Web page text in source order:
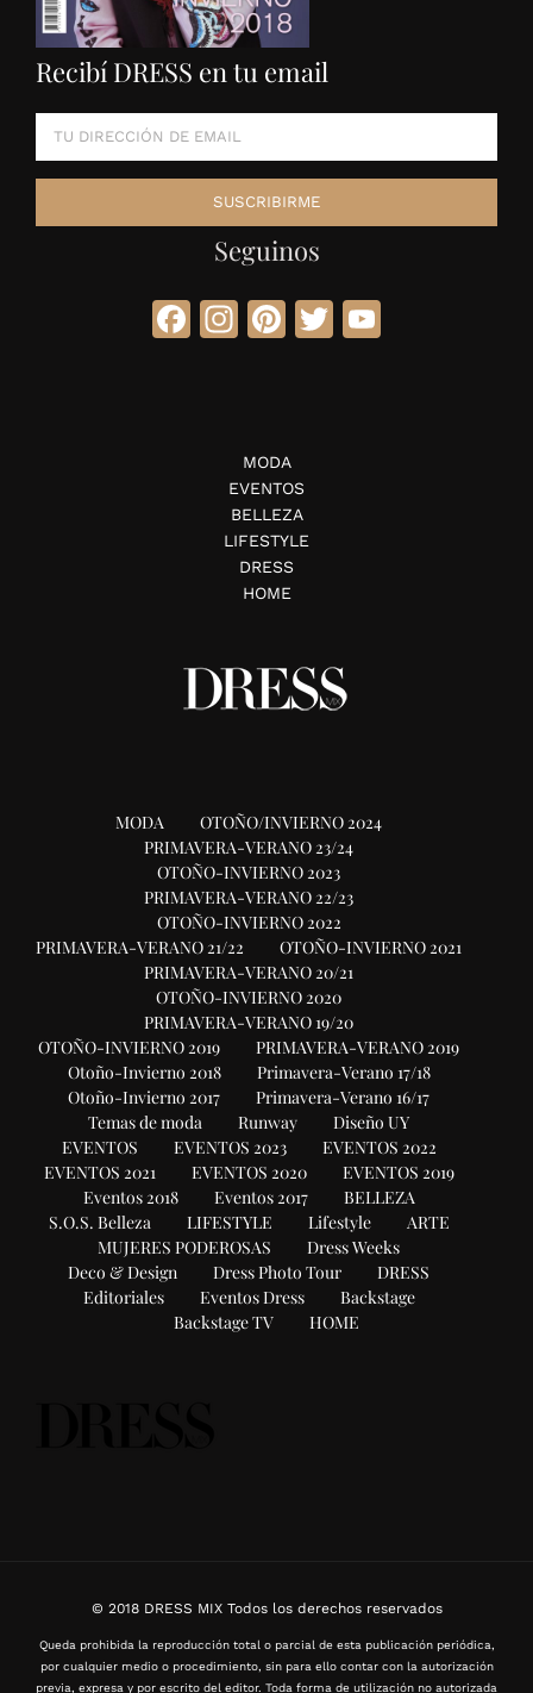
Recibí DRESS en tu email
Seguinos
Facebook
Instagram
Pinterest
Twitter
MODA
EVENTOS
BELLEZA
LIFESTYLE
DRESS
HOME
MODA
OTOÑO/INVIERNO 2024
PRIMAVERA-VERANO 23/24
OTOÑO-INVIERNO 2023
PRIMAVERA-VERANO 22/23
OTOÑO-INVIERNO 2022
PRIMAVERA-VERANO 21/22
OTOÑO-INVIERNO 2021
PRIMAVERA-VERANO 20/21
OTOÑO-INVIERNO 2020
PRIMAVERA-VERANO 19/20
OTOÑO-INVIERNO 2019
PRIMAVERA-VERANO 2019
Otoño-Invierno 2018
Primavera-Verano 17/18
Otoño-Invierno 2017
Primavera-Verano 16/17
Temas de moda
Runway
Diseño UY
EVENTOS
EVENTOS 2023
EVENTOS 2022
EVENTOS 2021
EVENTOS 2020
EVENTOS 2019
Eventos 2018
Eventos 2017
BELLEZA
S.O.S. Belleza
LIFESTYLE Lifestyle
ARTE
MUJERES PODEROSAS
Dress Weeks
Deco & Design
Dress Photo Tour
DRESS
Editoriales
Eventos Dress
Backstage
Backstage TV
HOME
© 2018 DRESS MIX Todos los derechos reservados
Queda prohibida la reproducción total o parcial de esta publicación periódica,
por cualquier medio o procedimiento, sin para ello contar con la autorización
previa, expresa y por escrito del editor. Toda forma de utilización no autorizada